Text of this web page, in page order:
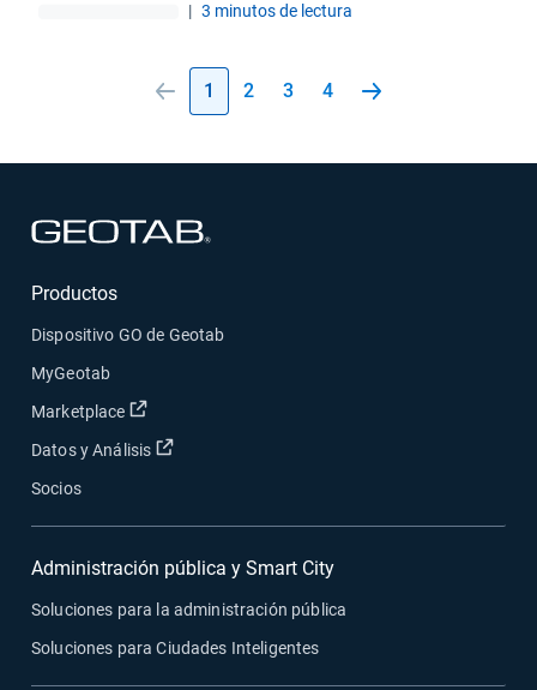
| 3 minutos de lectura
1 2 3 4
Productos
Dispositivo GO de Geotab
MyGeotab
Marketplace
Abrir en una nueva ventana
Datos y Análisis Abrir en una nueva ventana
Socios
Administración pública y Smart City
Soluciones para la administración pública
Soluciones para Ciudades Inteligentes